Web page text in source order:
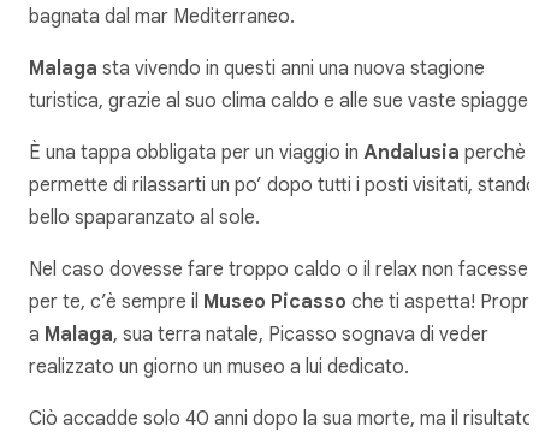
bagnata dal mar Mediterraneo.
Malaga sta vivendo in questi anni una nuova stagione
turistica, grazie al suo clima caldo e alle sue vaste spiagge.
È una tappa obbligata per un viaggio in Andalusia perchè
permette di rilassarti un po’ dopo tutti i posti visitati, stando
bello spaparanzato al sole.
Nel caso dovesse fare troppo caldo o il relax non facesse
per te, c’è sempre il Museo Picasso che ti aspetta!
a Malaga, sua terra natale, Picasso sognava di veder
realizzato un giorno un museo a lui dedicato.
Ciò accadde solo 40 anni dopo la sua morte, ma il risultato